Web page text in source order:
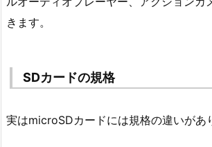
きます。
SDカードの規格
実はmicroSDカードには規格の違いがあ